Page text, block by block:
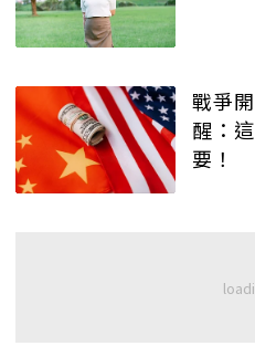
戰爭
醒：
要！